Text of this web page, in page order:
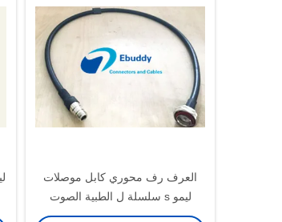
العرف رف محوري كابل موصلات
ليمو s سلسلة ل الطبية الصوت
والفيديو العسكرية